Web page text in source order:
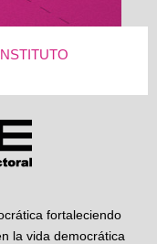
fortaleciendo
la vida democrática